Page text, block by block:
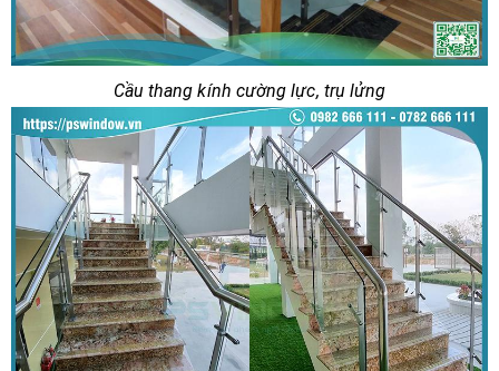
Cầu thang kính cường lực, trụ lửng